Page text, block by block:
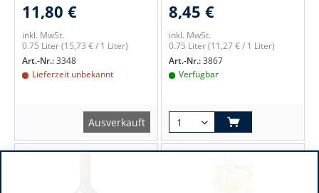
11,80 €
inkl. MwSt.
0.75 Liter(15,73 € / 1 Liter)
Art.-Nr.:3348
Lieferzeit unbekannt
Ausverkauft
8,45 €
inkl. MwSt.
0.75 Liter(11,27 € / 1 Liter)
Art.-Nr.:3867
Verfügbar